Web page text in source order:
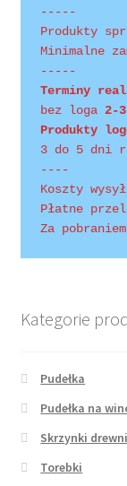
-----
Produkty
Minimalne
-----
Terminy
bez loga 2-
Produkty
3 do 5 dni
----
Koszty
Płatne
Za
Kategorie
Pudełka
Pudełka na
Skrzynki
Torebki